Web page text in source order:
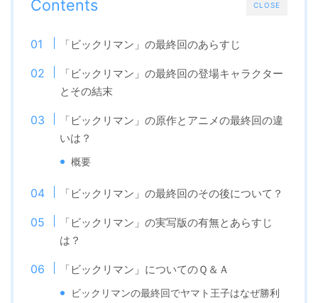
CLOSE
Contents
「ビックリマン」の最終回のあらすじ
「ビックリマン」の最終回の登場キャラクター
とその結末
「ビックリマン」の原作とアニメの最終回の違
いは？
概要
「ビックリマン」の最終回のその後について？
「ビックリマン」の実写版の有無とあらすじ
は？
「ビックリマン」についてのＱ＆Ａ
ビックリマンの最終回でヤマト王子はなぜ勝利